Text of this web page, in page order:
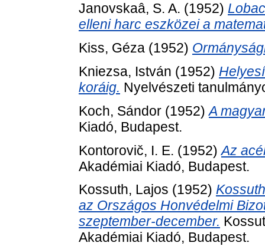
Janovskaâ, S. A. (1952)
elleni harc eszközei a
Kiss, Géza (1952)
Kniezsa, István (1952)
koráig. Nyelvészeti
Koch, Sándor (1952)A
Kiadó, Budapest.
Kontorovič, I. E. (1952)Az
Akadémiai Kiadó, Budapest.
Kossuth, Lajos (1952)
az Országos Honvédelmi
szeptember-december.
Akadémiai Kiadó, Budapest.